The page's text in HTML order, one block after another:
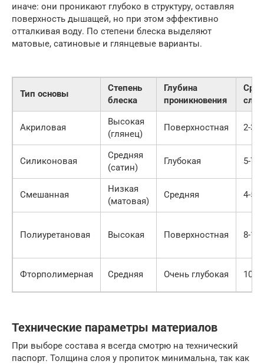
иначе: они проникают глубоко в структуру, оставляя
поверхность дышащей, но при этом эффективно
отталкивая воду. По степени блеска выделяют
матовые, сатиновые и глянцевые варианты.
Тип основы
Степень
блеска
Глубина
проникновения
Срок
Акриловая
Высокая
(глянец)
Поверхностная 2-3
Силиконовая
Средняя
(сатин)
Глубокая 5-7
Смешанная
Низкая
(матовая)
Средняя 4-5
Полиуретановая Высокая Поверхностная 8-10
Фторполимерная Средняя Очень глубокая 10+
Технические параметры материалов
При выборе состава я всегда смотрю на технический
паспорт. Толщина слоя у пропиток минимальна, так как